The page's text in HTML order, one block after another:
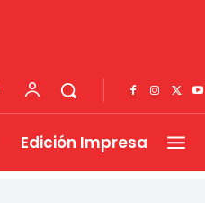
Edición Impresa